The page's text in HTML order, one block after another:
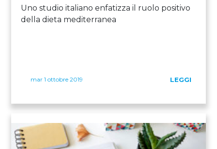
Uno studio italiano enfatizza il ruolo positivo
della dieta mediterranea
mar 1 ottobre 2019 LEGGI